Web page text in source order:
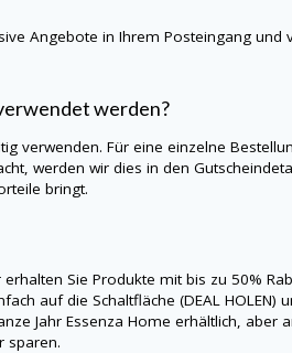
Angebote in Ihrem Posteingang und
werden?
verwenden. Für eine einzelne
werden wir dies in den
bringt.
Sie Produkte mit bis zu 50%
auf die Schaltfläche (DEAL HOLEN)
Jahr Essenza Home erhältlich, aber
sparen.